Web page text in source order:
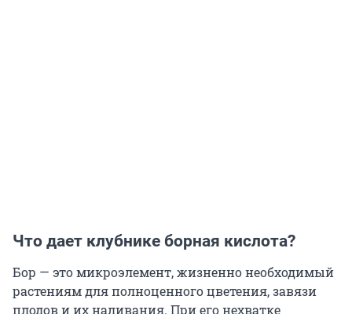
Что дает клубнике борная кислота?
Бор — это микроэлемент, жизненно необходимый
растениям для полноценного цветения, завязи
плодов и их наливания. При его нехватке